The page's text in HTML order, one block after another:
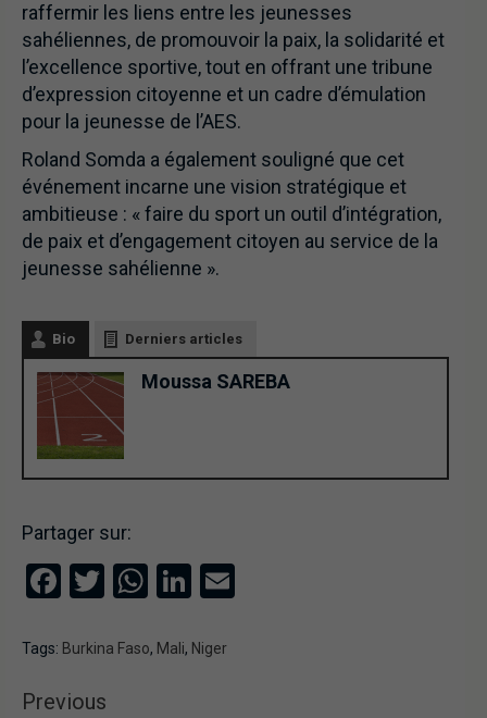
raffermir les liens entre les jeunesses
sahéliennes, de promouvoir la paix, la solidarité et
l’excellence sportive, tout en offrant une tribune
d’expression citoyenne et un cadre d’émulation
pour la jeunesse de l’AES.
Roland Somda a également souligné que cet
événement incarne une vision stratégique et
ambitieuse : « faire du sport un outil d’intégration,
de paix et d’engagement citoyen au service de la
jeunesse sahélienne ».
Bio Derniers articles
Moussa SAREBA
Partager sur:
Facebook
TwitterWhatsApp
LinkedIn
Tags: Burkina Faso, Mali, Niger
Previous